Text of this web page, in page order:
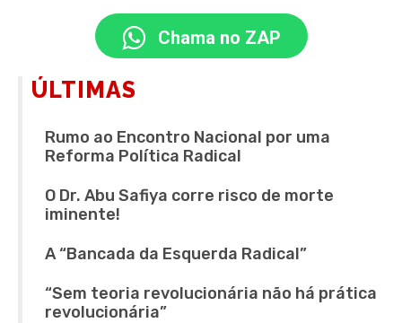
Chama no ZAP
ÚLTIMAS
Rumo ao Encontro Nacional por uma
Reforma Política Radical
O Dr. Abu Safiya corre risco de morte
iminente!
A “Bancada da Esquerda Radical”
“Sem teoria revolucionária não há prática
revolucionária”